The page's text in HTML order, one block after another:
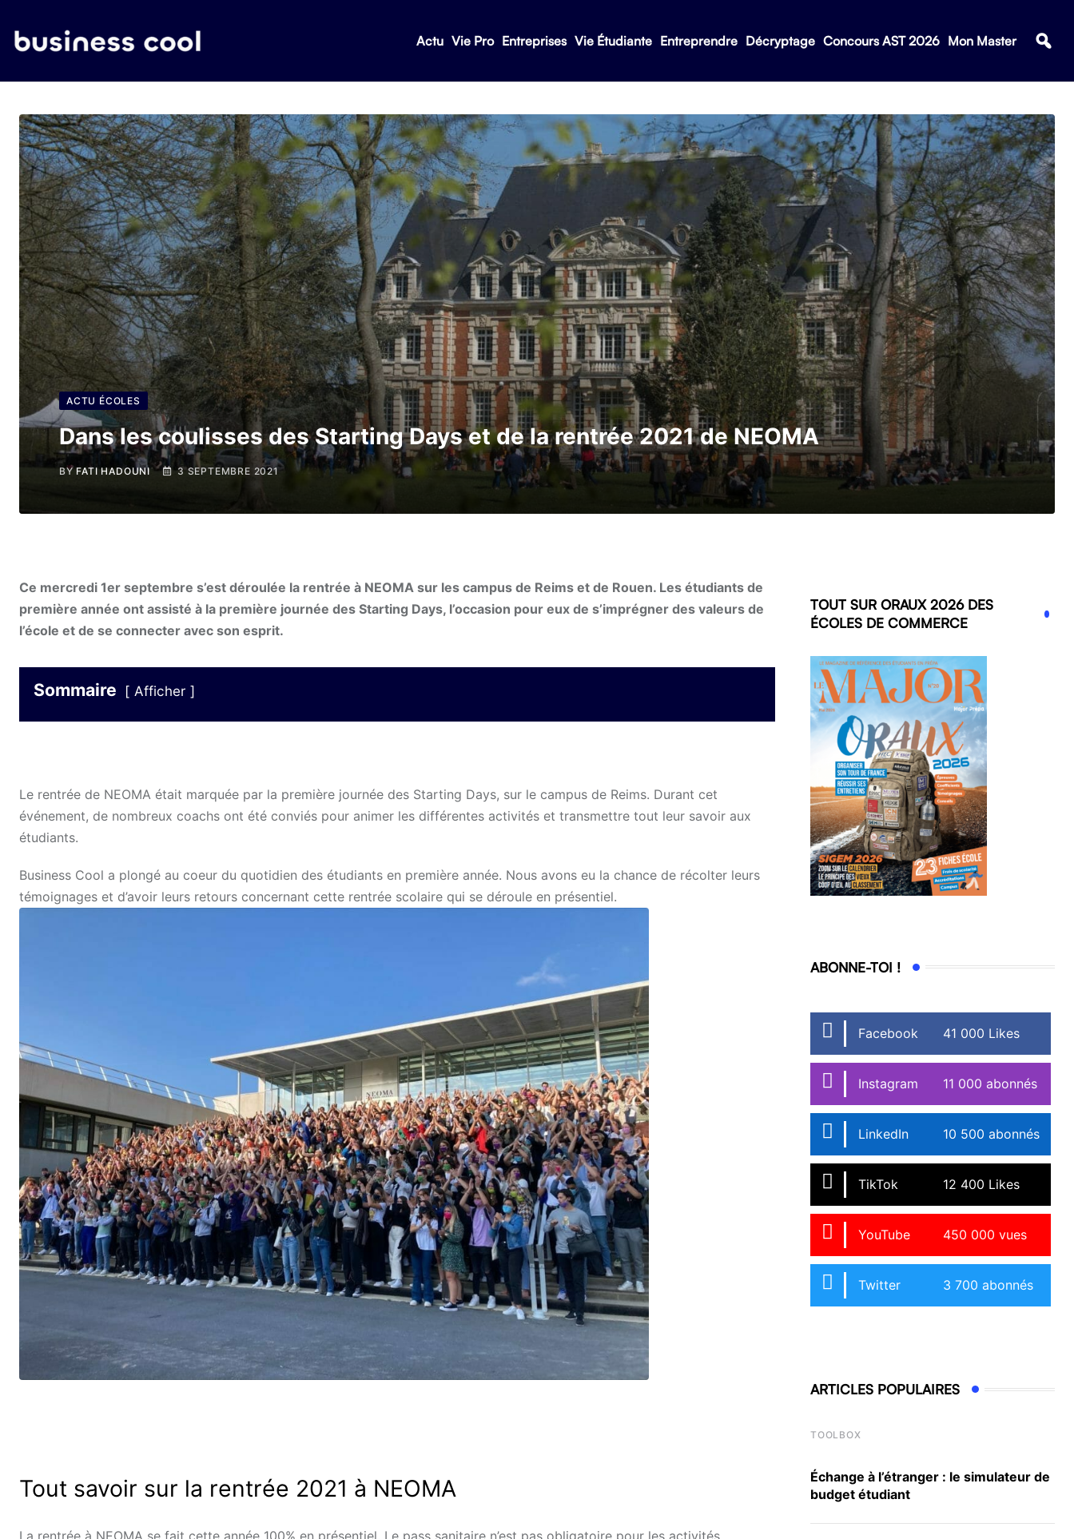
Actu Vie Pro Entreprises Vie Étudiante Entreprendre Décryptage Concours AST 2026 Mon Master
ACTU ÉCOLES
Dans les coulisses des Starting Days et de la rentrée 2021 de NEOMA
BYFATI HADOUNI 3 SEPTEMBRE 2021
Ce mercredi 1er septembre s’est déroulée la rentrée à NEOMA sur les campus de Reims et de Rouen. Les étudiants de
première année ont assisté à la première journée des Starting Days, l’occasion pour eux de s’imprégner des valeurs de
l’école et de se connecter avec son esprit.
Sommaire Afficher
Le rentrée de NEOMA était marquée par la première journée des Starting Days, sur le campus de Reims. Durant cet
événement, de nombreux coachs ont été conviés pour animer les différentes activités et transmettre tout leur savoir aux
étudiants.
Business Cool a plongé au coeur du quotidien des étudiants en première année. Nous avons eu la chance de récolter leurs
témoignages et d’avoir leurs retours concernant cette rentrée scolaire qui se déroule en présentiel.
Tout savoir sur la rentrée 2021 à NEOMA
TOUT SUR ORAUX 2026 DES
ÉCOLES DE COMMERCE
ABONNE-TOI !
Facebook 41 000 Likes
Instagram 11 000 abonnés
LinkedIn 10 500 abonnés
TikTok 12 400 Likes
YouTube 450 000 vues
Twitter 3 700 abonnés
ARTICLES POPULAIRES
TOOLBOX
Échange à l’étranger : le simulateur de
budget étudiant